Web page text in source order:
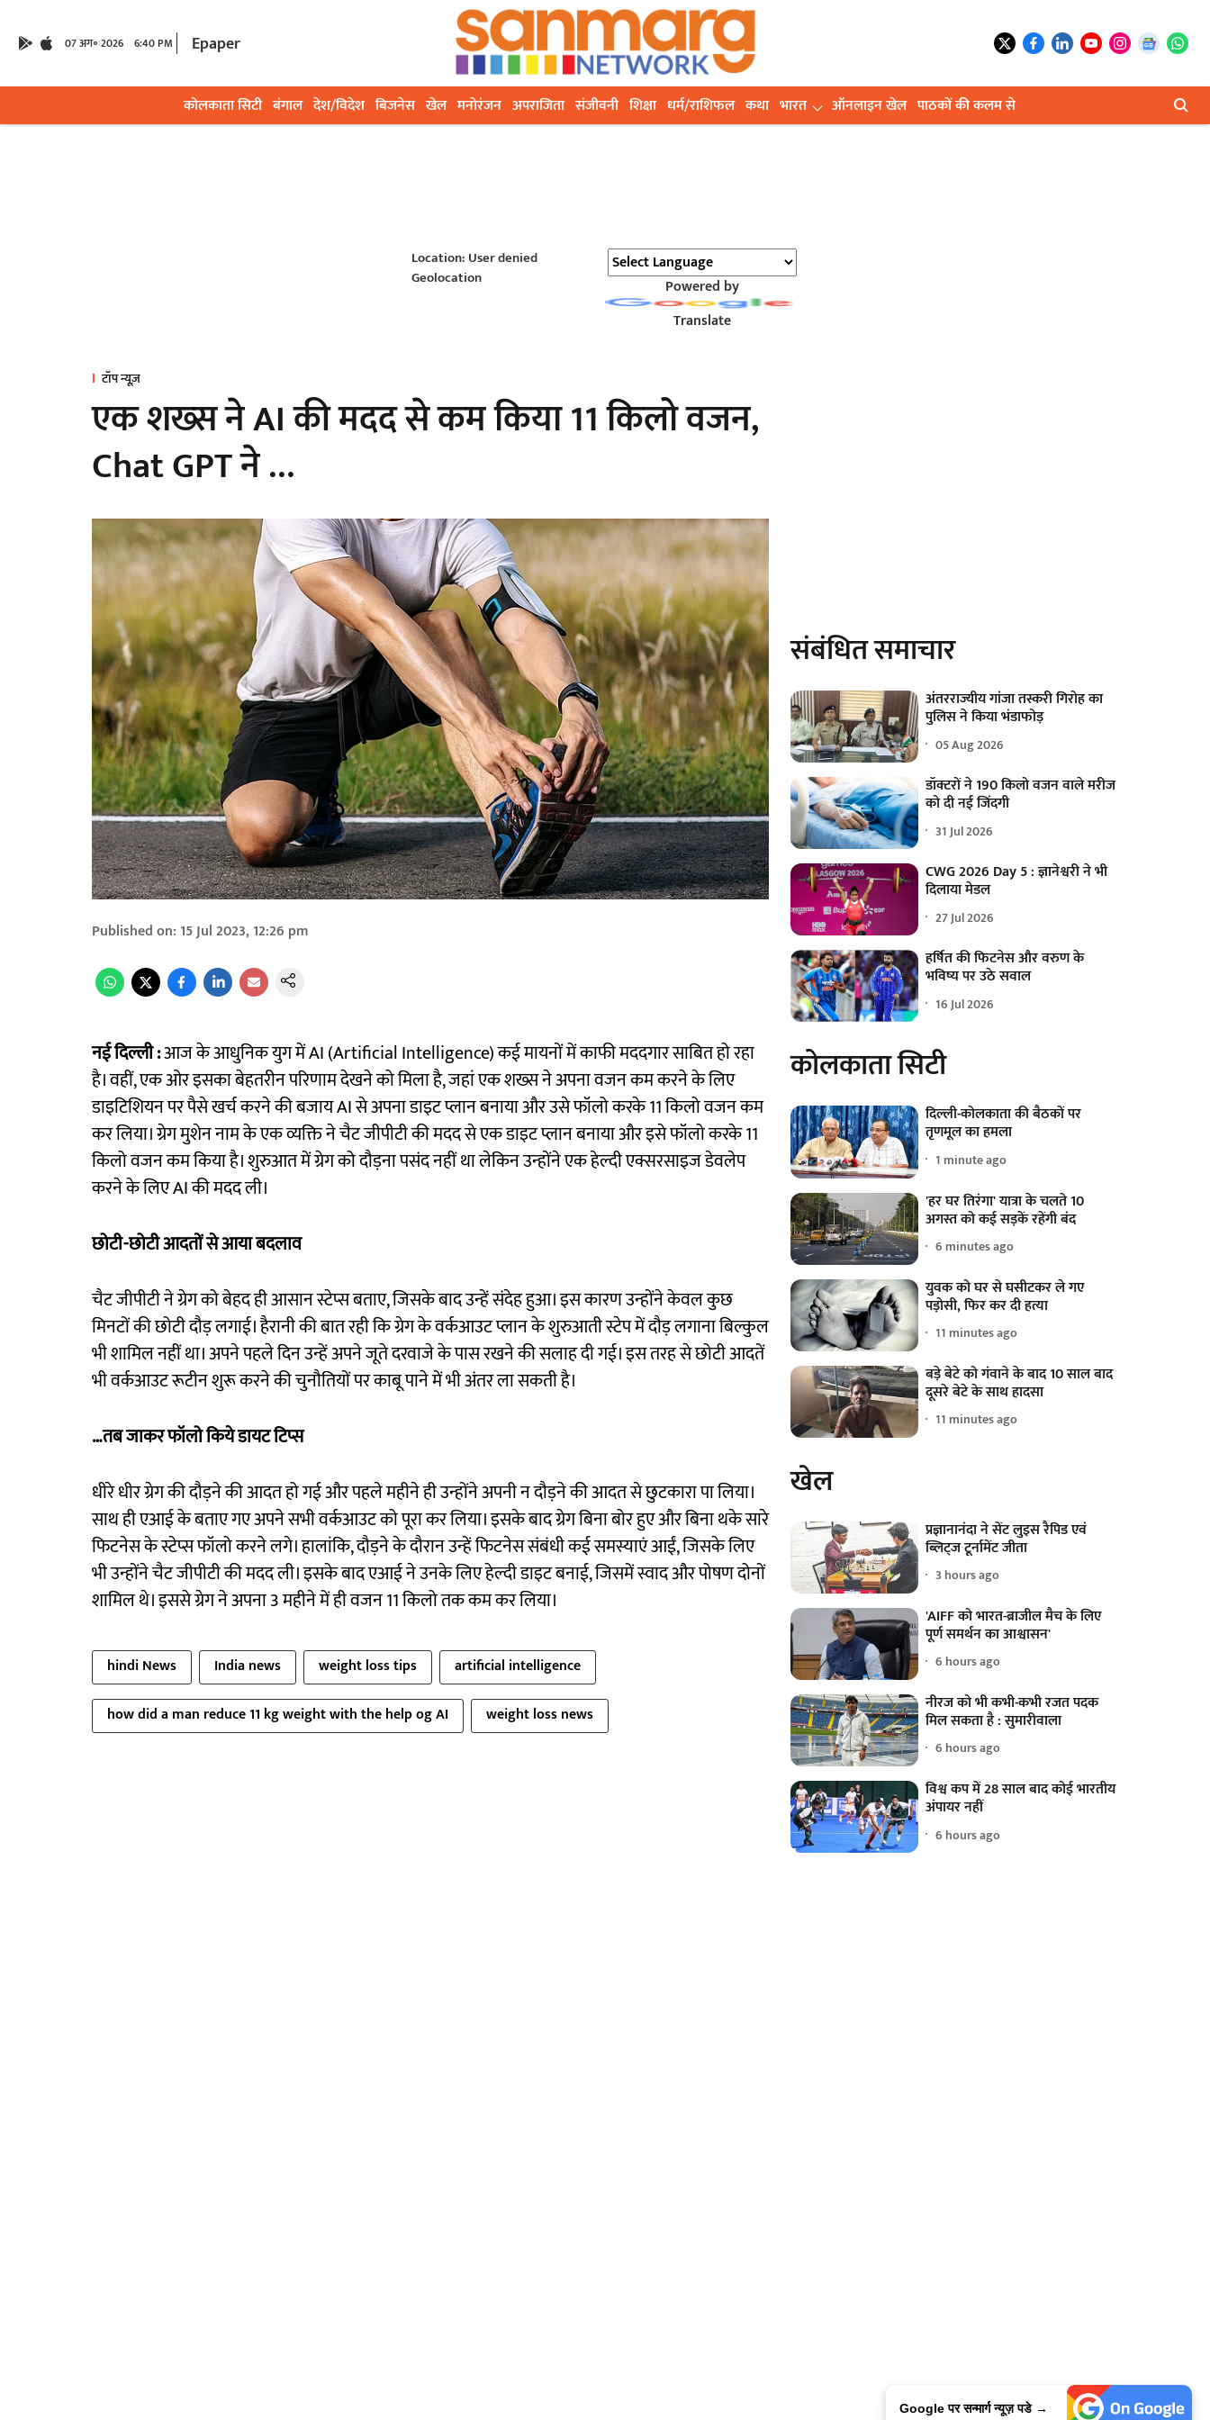
07 अग॰ 2026 6:40 PM Epaper
कोलकाता सिटी बंगाल देश/विदेश बिजनेस खेल मनोरंजन अपराजिता संजीवनी शिक्षा धर्म/राशिफल कथा भारत ऑनलाइन खेल पाठकों की कलम से
Location: User denied
Geolocation
Powered by
Translate
टॉप न्यूज़
एक शख्स ने AI की मदद से कम किया 11 किलो वजन,
Chat GPT ने …
Published on: 15 Jul 2023, 12:26 pm
नई दिल्ली :आज के आधुनिक युग में AI (Artificial Intelligence) कई मायनों में काफी मददगार साबित हो रहा
है। वहीं, एक ओर इसका बेहतरीन परिणाम देखने को मिला है, जहां एक शख्स ने अपना वजन कम करने के लिए
डाइटिशियन पर पैसे खर्च करने की बजाय AI से अपना डाइट प्लान बनाया और उसे फॉलो करके 11 किलो वजन कम
कर लिया। ग्रेग मुशेन नाम के एक व्यक्ति ने चैट जीपीटी की मदद से एक डाइट प्लान बनाया और इसे फॉलो करके 11
किलो वजन कम किया है। शुरुआत में ग्रेग को दौड़ना पसंद नहीं था लेकिन उन्होंने एक हेल्दी एक्सरसाइज डेवलेप
करने के लिए AI की मदद ली।
छोटी-छोटी आदतों से आया बदलाव
चैट जीपीटी ने ग्रेग को बेहद ही आसान स्टेप्स बताए, जिसके बाद उन्हें संदेह हुआ। इस कारण उन्होंने केवल कुछ
मिनटों की छोटी दौड़ लगाई। हैरानी की बात रही कि ग्रेग के वर्कआउट प्लान के शुरुआती स्टेप में दौड़ लगाना बिल्कुल
भी शामिल नहीं था। अपने पहले दिन उन्हें अपने जूते दरवाजे के पास रखने की सलाह दी गई। इस तरह से छोटी आदतें
भी वर्कआउट रूटीन शुरू करने की चुनौतियों पर काबू पाने में भी अंतर ला सकती है।
…तब जाकर फॉलो किये डायट टिप्स
धीरे धीर ग्रेग की दौड़ने की आदत हो गई और पहले महीने ही उन्होंने अपनी न दौड़ने की आदत से छुटकारा पा लिया।
साथ ही एआई के बताए गए अपने सभी वर्कआउट को पूरा कर लिया। इसके बाद ग्रेग बिना बोर हुए और बिना थके सारे
फिटनेस के स्टेप्स फॉलो करने लगे। हालांकि, दौड़ने के दौरान उन्हें फिटनेस संबंधी कई समस्याएं आईं, जिसके लिए
भी उन्होंने चैट जीपीटी की मदद ली। इसके बाद एआई ने उनके लिए हेल्दी डाइट बनाई, जिसमें स्वाद और पोषण दोनों
शामिल थे। इससे ग्रेग ने अपना 3 महीने में ही वजन 11 किलो तक कम कर लिया।
hindi News India news weight loss tips
artificial intelligence
how did a man reduce 11 kg weight with the help og AI
weight loss news
संबंधित समाचार
अंतरराज्यीय गांजा तस्करी गिरोह का
पुलिस ने किया भंडाफोड़
05 Aug 2026
डॉक्टरों ने 190 किलो वजन वाले मरीज
को दी नई जिंदगी
31 Jul 2026
CWG 2026 Day 5 : ज्ञानेश्वरी ने भी
दिलाया मेडल
27 Jul 2026
हर्षित की फिटनेस और वरुण के
भविष्य पर उठे सवाल
16 Jul 2026
कोलकाता सिटी
दिल्ली-कोलकाता की बैठकों पर
तृणमूल का हमला
1 minute ago
'हर घर तिरंगा' यात्रा के चलते 10
अगस्त को कई सड़कें रहेंगी बंद
6 minutes ago
युवक को घर से घसीटकर ले गए
पड़ोसी, फिर कर दी हत्या
11 minutes ago
बड़े बेटे को गंवाने के बाद 10 साल बाद
दूसरे बेटे के साथ हादसा
11 minutes ago
खेल
प्रज्ञानानंदा ने सेंट लुइस रैपिड एवं
ब्लिट्ज टूर्नामेंट जीता
3 hours ago
'AIFF को भारत-ब्राजील मैच के लिए
पूर्ण समर्थन का आश्वासन'
6 hours ago
नीरज को भी कभी-कभी रजत पदक
मिल सकता है : सुमारीवाला
6 hours ago
विश्व कप में 28 साल बाद कोई भारतीय
अंपायर नहीं
6 hours ago
Google पर सन्मार्ग न्यूज़ पडे →